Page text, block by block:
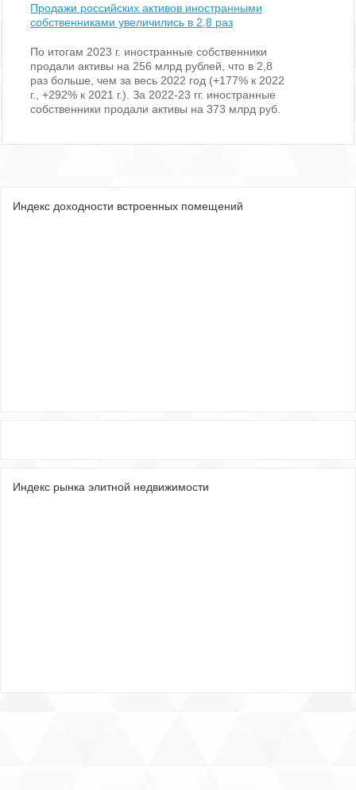
Индекс доходности встроенных помещений
Индекс рынка элитной недвижимости
Продажи российских активов иностранными
собственниками увеличились в 2,8 раз
По итогам 2023 г. иностранные собственники
продали активы на 256 млрд рублей, что в 2,8
раз больше, чем за весь 2022 год (+177% к 2022
г., +292% к 2021 г.). За 2022-23 гг. иностранные
собственники продали активы на 373 млрд руб.